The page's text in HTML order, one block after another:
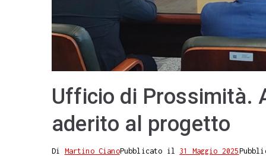
Ufficio di Prossimità.
aderito al progetto
Di Martino CianoPubblicato il 31 Maggio 2025